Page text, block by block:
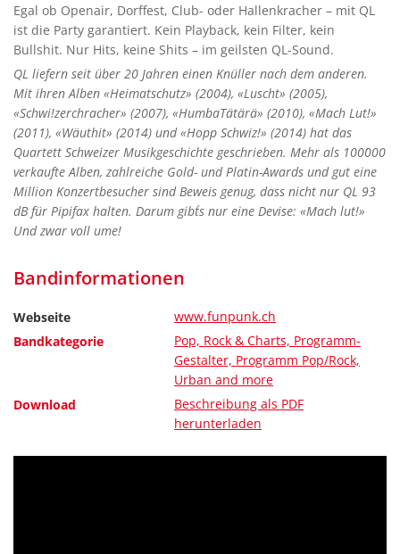
Egal ob Openair, Dorffest, Club- oder Hallenkracher – mit QL
ist die Party garantiert. Kein Playback, kein Filter, kein
Bullshit. Nur Hits, keine Shits – im geilsten QL-Sound.
QL liefern seit über 20 Jahren einen Knüller nach dem anderen.
Mit ihren Alben «Heimatschutz» (2004), «Luscht» (2005),
«Schwi!zerchracher» (2007), «HumbaTätärä» (2010), «Mach Lut!»
(2011), «Wäuthit» (2014) und «Hopp Schwiz!» (2014) hat das
Quartett Schweizer Musikgeschichte geschrieben. Mehr als 100´000
verkaufte Alben, zahlreiche Gold- und Platin-Awards und gut eine
Million Konzertbesucher sind Beweis genug, dass nicht nur QL 93
dB für Pipifax halten. Darum gibt´s nur eine Devise: «Mach lut!»
Und zwar voll ume!
Bandinformationen
Webseite
www.funpunk.ch
Bandkategorie
Pop, Rock & Charts, Programm-
Gestalter, Programm Pop/Rock,
Urban and more
Download
Beschreibung als PDF
herunterladen